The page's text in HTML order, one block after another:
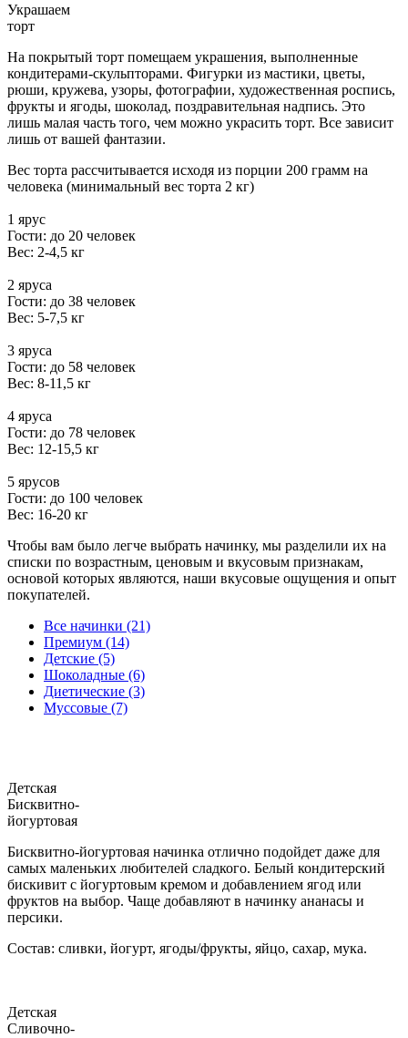
Украшаем
торт
На покрытый торт помещаем украшения, выполненные
кондитерами-скульпторами. Фигурки из мастики, цветы,
рюши, кружева, узоры, фотографии, художественная роспись,
фрукты и ягоды, шоколад, поздравительная надпись. Это
лишь малая часть того, чем можно украсить торт. Все зависит
лишь от вашей фантазии.
Вес торта рассчитывается исходя из порции 200 грамм на
человека (минимальный вес торта 2 кг)
1 ярус
Гости: до 20 человек
Вес: 2-4,5 кг
2 яруса
Гости: до 38 человек
Вес: 5-7,5 кг
3 яруса
Гости: до 58 человек
Вес: 8-11,5 кг
4 яруса
Гости: до 78 человек
Вес: 12-15,5 кг
5 ярусов
Гости: до 100 человек
Вес: 16-20 кг
Чтобы вам было легче выбрать начинку, мы разделили их на
списки по возрастным, ценовым и вкусовым признакам,
основой которых являются, наши вкусовые ощущения и опыт
покупателей.
Все начинки (21)
Премиум (14)
Детские (5)
Шоколадные (6)
Диетические (3)
Муссовые (7)
Детская
Бисквитно-
йогуртовая
Бисквитно-йогуртовая начинка отлично подойдет даже для
самых маленьких любителей сладкого. Белый кондитерский
бискивит с йогуртовым кремом и добавлением ягод или
фруктов на выбор. Чаще добавляют в начинку ананасы и
персики.
Состав: сливки, йогурт, ягоды/фрукты, яйцо, сахар, мука.
Детская
Сливочно-